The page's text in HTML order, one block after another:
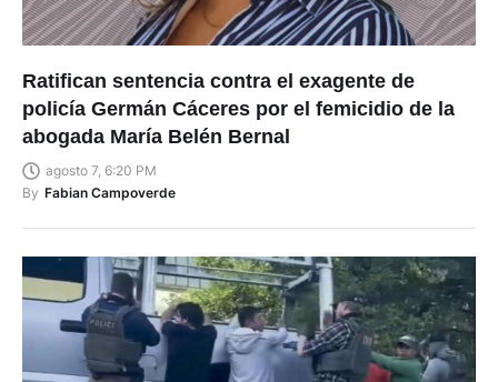
Ratifican sentencia contra el exagente de
policía Germán Cáceres por el femicidio de la
abogada María Belén Bernal
agosto 7, 6:20 PM
By Fabian Campoverde